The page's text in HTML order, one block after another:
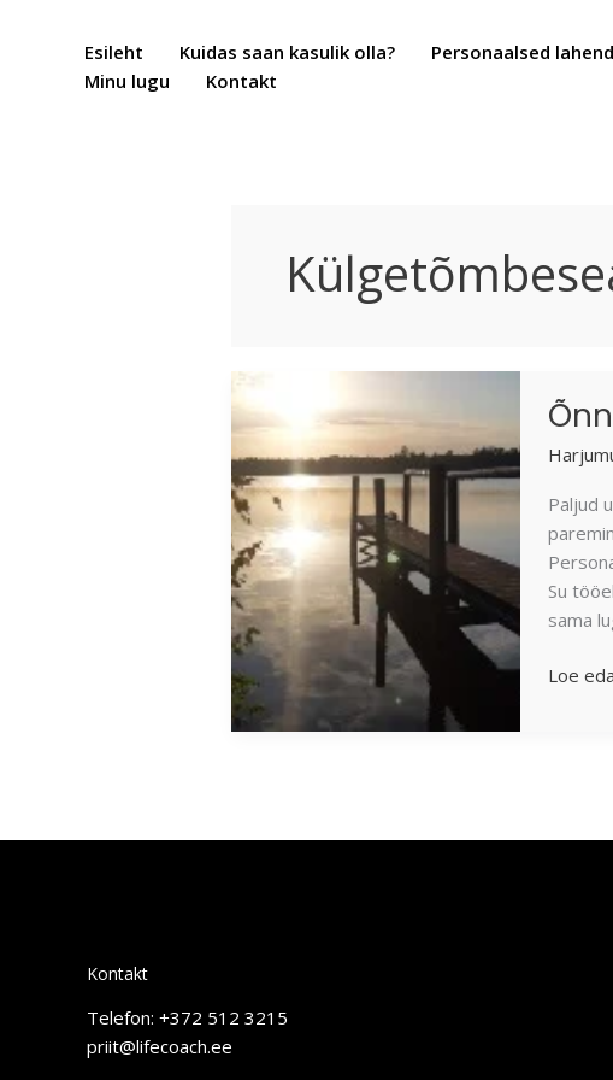
Esileht Kuidas saan kasulik olla? Personaalsed
Minu lugu
Kontakt
Paljud
Su
sama
läbi
Loe
Kontakt
Telefon: +372 512 3215
priit@lifecoach.ee